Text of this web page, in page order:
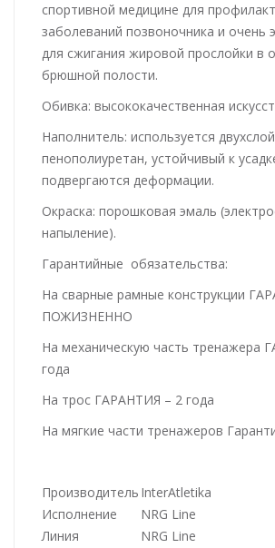
спортивной медицине для
заболеваний позвоночника и очень
для сжигания жировой прослойки в
брюшной полости.
Обивка: высококачественная
Наполнитель: используется
пенополиуретан, устойчивый к
подвергаются деформации.
Окраска: порошковая эмаль
напыление).
Гарантийные обязательства:
На сварные рамные конструкции
ПОЖИЗНЕННО
На механическую часть тренажера
года
На трос ГАРАНТИЯ – 2 года
На мягкие части тренажеров
Производитель InterAtletika
Исполнение
NRG Line
Линия
NRG Line